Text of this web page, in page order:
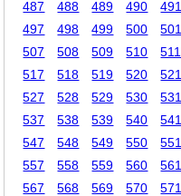
487
488 489 490 491
497
498 499 500 501
507
508 509 510 511
517
518 519 520 521
527
528 529 530 531
537
538 539 540 541
547
548 549 550 551
557
558 559 560 561
567
568 569 570 571